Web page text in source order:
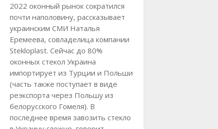
2022 оконный рынок сократился
почти наполовину, рассказывает
украинским СМИ Наталья
Еремеева, совладелица компании
Stekloplast. Сейчас до 80%
оконных стекол Украина
импортирует из Турции и Польши
(часть также поступает в виде
реэкспорта через Польшу из
белорусского Гомеля). В
последнее время завозить стекло